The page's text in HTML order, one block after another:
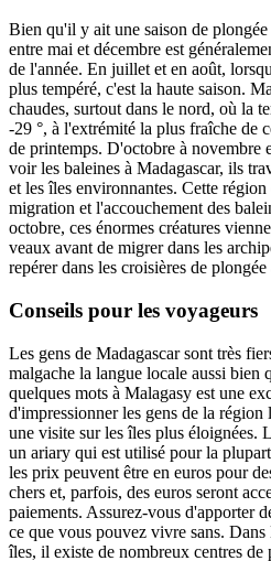
Bien qu'il y ait une saison de plongée
entre mai et décembre est
de l'année. En juillet et en août,
plus tempéré, c'est la haute saison.
chaudes, surtout dans le nord, où la
-29 °, à l'extrémité la plus fraîche de
de printemps. D'octobre à novembre
voir les baleines à Madagascar, ils
et les îles environnantes. Cette
migration et l'accouchement des
octobre, ces énormes créatures
veaux avant de migrer dans les
repérer dans les croisières de plongée
Conseils pour les voyageurs
Les gens de Madagascar sont très
malgache la langue locale aussi bien
quelques mots à Malagasy est une
d'impressionner les gens de la
une visite sur les îles plus éloignées.
un ariary qui est utilisé pour la
les prix peuvent être en euros pour
chers et, parfois, des euros seront
paiements. Assurez-vous d'apporter
ce que vous pouvez vivre sans.
îles, il existe de nombreux centres de